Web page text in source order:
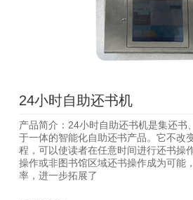
24小时自助还书机
产品简介：24小时自助还书机是集还书
于一体的智能化自助还书产品。它不改
程，可以使读者在任意时间进行还书操
操作或非图书馆区域还书操作成为可能
率，进一步拓展了